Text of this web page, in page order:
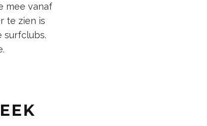
mee vanaf
te zien is
surfclubs.